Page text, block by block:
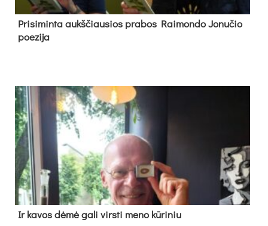
Pri­si­min­ta aukš­čiau­sios pra­bos Rai­mon­do Jo­nu­čio
poe­zi­ja
Ir ka­vos dė­mė ga­li virs­ti me­no kū­ri­niu